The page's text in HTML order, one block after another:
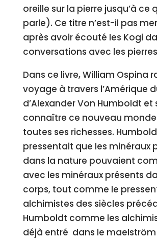
oreille sur la pierre jusqu’à ce
parle). Ce titre n’est-il pas
après avoir écouté les Kogi
conversations avec les
Dans ce livre, William Ospina
voyage à travers l’Amérique
d’Alexander Von Humboldt et
connaître ce nouveau
toutes ses richesses.
pressentait que les minéraux
dans la nature pouvaient
avec les minéraux présents
corps, tout comme le
alchimistes des siècles
Humboldt comme les
déjà entré dans le